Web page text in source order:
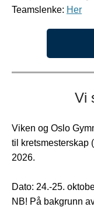
Teamslenke: Her
Vi
Viken og Oslo
til kretsmesterskap
2026.
Dato: 24.-25.
NB! På bakgrunn